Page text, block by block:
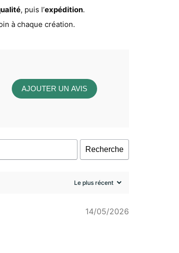
, puis l’expédition.
à chaque création.
AJOUTER UN AVIS
Recherche
14/05/2026